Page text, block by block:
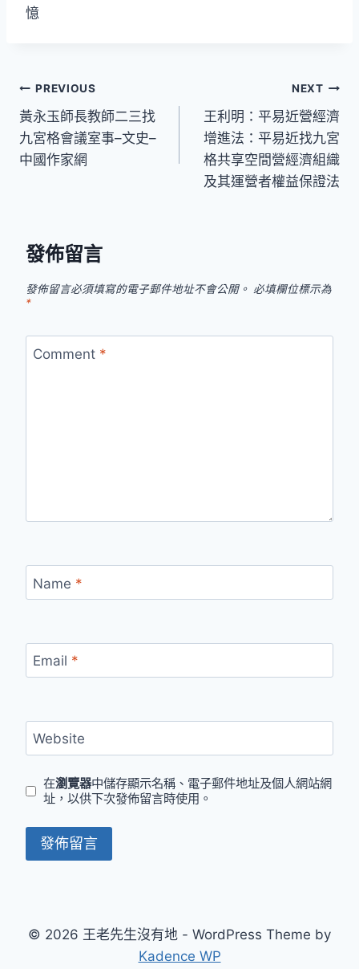
憶
文
章
導
PREVIOUS
黃永玉師長教師二三找
九宮格會議室事–文史–
中國作家網
NEXT
王利明：平易近營經濟
增進法：平易近找九宮
格共享空間營經濟組織
及其運營者權益保證法
發佈留言
發佈留言必須填寫的電子郵件地址不會公開。 必填欄位標示為
*
Comment *
Name *
Email *
Website
在瀏覽器中儲存顯示名稱、電子郵件地址及個人網站網
址，以供下次發佈留言時使用。
© 2026 王老先生沒有地 - WordPress Theme by
Kadence WP